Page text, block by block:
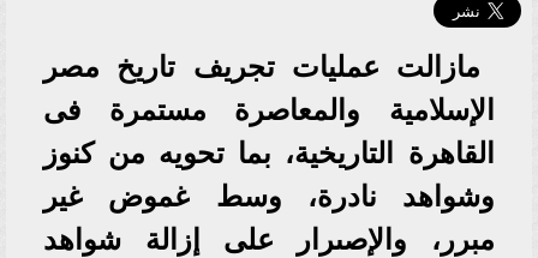
مازالت عمليات تجريف تاريخ مصر
الإسلامية والمعاصرة مستمرة فى
القاهرة التاريخية، بما تحويه من كنوز
وشواهد نادرة، وسط غموض غير
مبرر، والإصىرار على إزالة شواهد